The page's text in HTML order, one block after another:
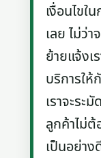
เงื่อนไขใ
เลย ไม่ว่
ย้ายแจ้งเ
บริการใ
เราจะระ
ลูกค้าไม่ต้
เป็นอย่า